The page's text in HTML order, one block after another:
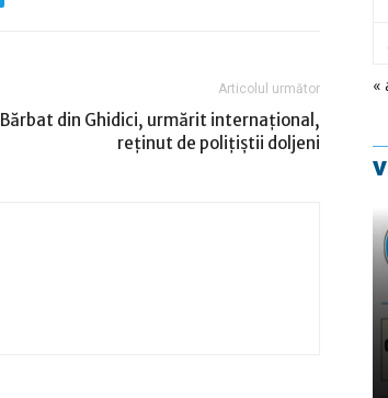
Articolul următor
Bărbat din Ghidici, urmărit internaţional,
reţinut de poliţiştii doljeni
«